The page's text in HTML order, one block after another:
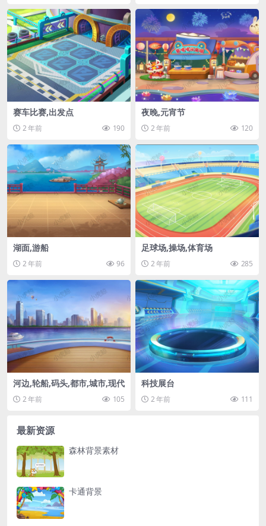
赛车比赛,出发点
2 年前 190
夜晚,元宵节
2 年前 120
湖面,游船
2 年前 96
足球场,操场,体育场
2 年前 285
河边,轮船,码头,都市,城市,现代
2 年前 105
科技展台
2 年前 111
最新资源
森林背景素材
卡通背景